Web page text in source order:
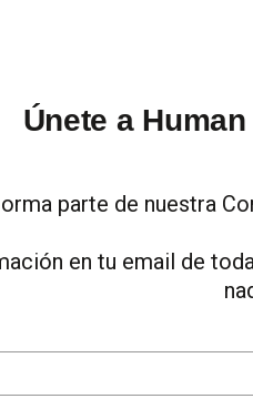
Únete a
parte de nuestra
en tu email de